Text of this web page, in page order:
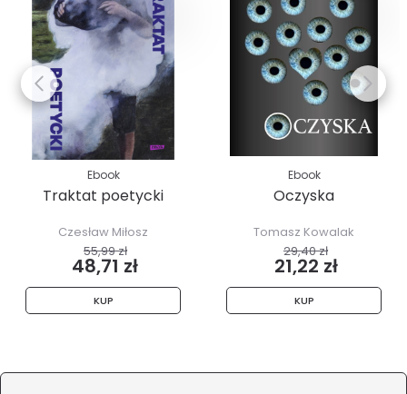
Ebook
Traktat poetycki
Czesław Miłosz
55,99 zł
48,71 zł
KUP
Ebook
Oczyska
Tomasz Kowalak
29,40 zł
21,22 zł
KUP